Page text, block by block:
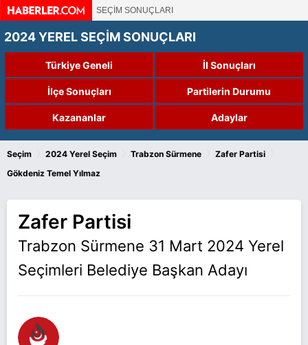
SEÇİM SONUÇLARI
2024 YEREL SEÇİM SONUÇLARI
Türkiye Geneli İl Sonuçları
İlçe Sonuçları Partilerin Durumu
Kazananlar Adaylar
Seçim 2024 Yerel Seçim Trabzon Sürmene Zafer Partisi
Gökdeniz Temel Yılmaz
Zafer Partisi
Trabzon Sürmene 31 Mart 2024 Yerel
Seçimleri Belediye Başkan Adayı